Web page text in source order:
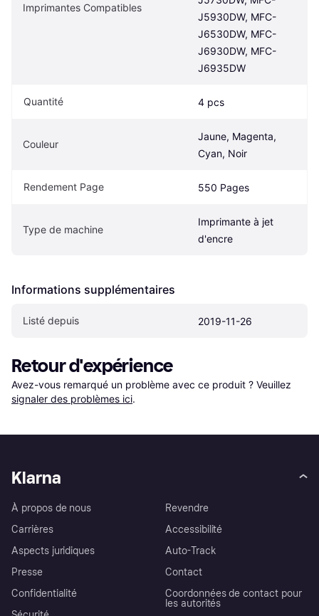
Imprimantes Compatibles
J5930DW, MFC-
J6530DW, MFC-
J6930DW, MFC-
J6935DW
Quantité 4 pcs
Couleur
Jaune, Magenta,
Cyan, Noir
Rendement Page 550 Pages
Type de machine
Imprimante à jet
d'encre
Informations supplémentaires
Listé depuis 2019-11-26
Retour d'expérience
Avez-vous remarqué un problème avec ce produit ? Veuillez
signaler des problèmes ici.
Klarna
À propos de nous
Carrières
Aspects juridiques
Presse
Confidentialité
Revendre
Accessibilité
Auto-Track
Contact
Coordonnées de contact pour
les autorités